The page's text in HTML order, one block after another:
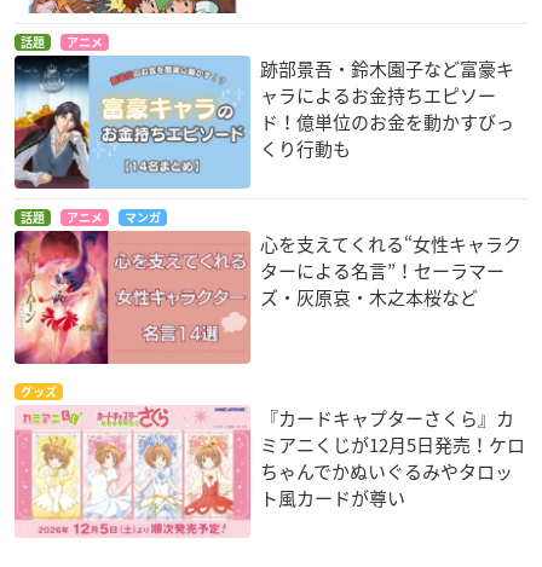
話題 アニメ
跡部景吾・鈴木園子など富豪キ
ャラによるお金持ちエピソー
ド！億単位のお金を動かすびっ
くり行動も
話題 アニメ マンガ
心を支えてくれる“女性キャラク
ターによる名言”！セーラマー
ズ・灰原哀・木之本桜など
グッズ
『カードキャプターさくら』カ
ミアニくじが12月5日発売！ケロ
ちゃんでかぬいぐるみやタロッ
ト風カードが尊い